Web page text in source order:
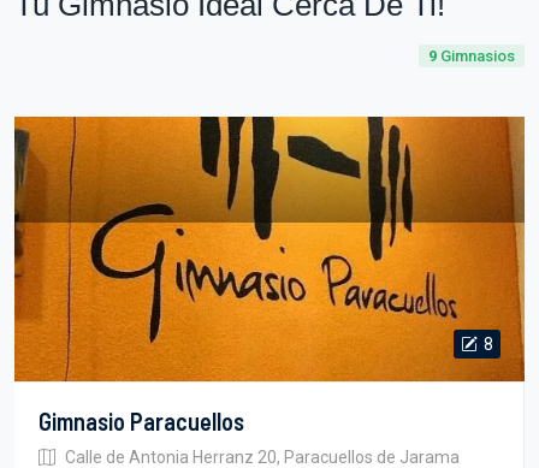
9 Gimnasios
8
Gimnasio Paracuellos
Calle de Antonia Herranz 20, Paracuellos de Jarama